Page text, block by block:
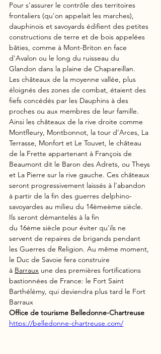
Pour s'assurer le contrôle des territoires
frontaliers (qu'on appelait les marches),
dauphinois et savoyards édifient des petites
constructions de terre et de bois appelées
bâties, comme à Mont-Briton en face
d'Avalon ou le long du ruisseau du
Glandon dans la plaine de Chapareillan.
Les châteaux de la moyenne vallée, plus
éloignés des zones de combat, étaient des
fiefs concédés par les Dauphins à des
proches ou aux membres de leur famille.
Ainsi les châteaux de la rive droite comme
Montfleury, Montbonnot, la tour d’Arces, La
Terrasse, Monfort et Le Touvet, le château
de la Frette appartenant à François de
Beaumont dit le Baron des Adrets, ou Theys
et La Pierre sur la rive gauche. Ces châteaux
seront progressivement laissés à l'abandon
à partir de la fin des guerres delphino-
savoyardes au milieu du 14èmeème siècle.
Ils seront démantelés à la fin
du 16ème siècle pour éviter qu'ils ne
servent de repaires de brigands pendant
les Guerres de Religion. Au même moment,
le Duc de Savoie fera construire
à Barraux une des premières fortifications
bastionnées de France: le Fort Saint
Barthélémy, qui deviendra plus tard le Fort
Barraux
Office de tourisme Belledonne-Chartreuse
https://belledonne-chartreuse.com/